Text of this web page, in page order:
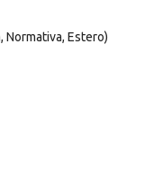
Normativa, Estero)